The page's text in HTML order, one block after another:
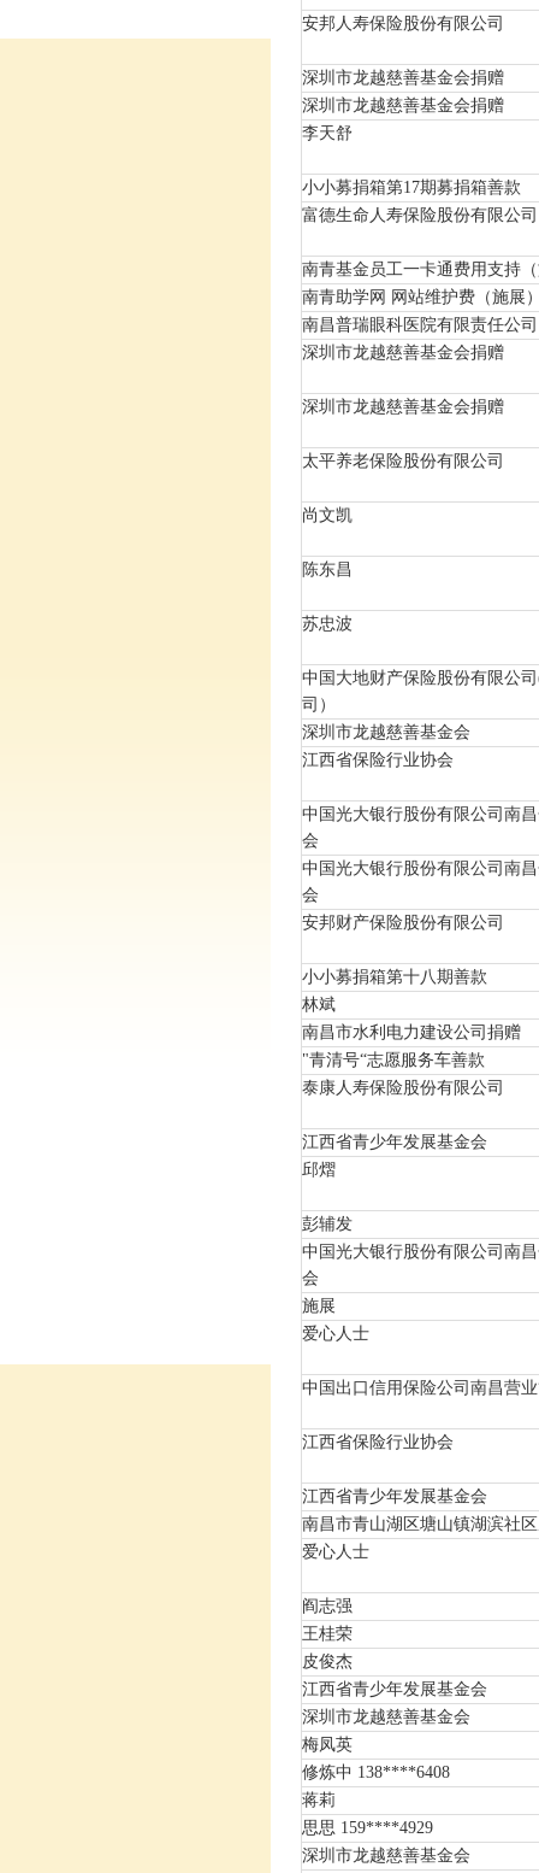
安邦人寿保险股份有限公司
深圳市龙越慈善基金会捐赠
深圳市龙越慈善基金会捐赠
李天舒
小小募捐箱第17期募捐箱善款
富德生命人寿保险股份有限公司
南青基金员工一卡通费用支持
南青助学网 网站维护费（施展
南昌普瑞眼科医院有限责任公司
深圳市龙越慈善基金会捐赠
深圳市龙越慈善基金会捐赠
太平养老保险股份有限公司
尚文凯
陈东昌
苏忠波
中国大地财产保险股份有限公
司）
深圳市龙越慈善基金会
江西省保险行业协会
中国光大银行股份有限公司南
会
中国光大银行股份有限公司南
会
安邦财产保险股份有限公司
小小募捐箱第十八期善款
林斌
南昌市水利电力建设公司捐赠
"青清号“志愿服务车善款
泰康人寿保险股份有限公司
江西省青少年发展基金会
邱熠
彭辅发
中国光大银行股份有限公司南
会
施展
爱心人士
中国出口信用保险公司南昌营
江西省保险行业协会
江西省青少年发展基金会
南昌市青山湖区塘山镇湖滨社
爱心人士
阎志强
王桂荣
皮俊杰
江西省青少年发展基金会
深圳市龙越慈善基金会
梅凤英
修炼中 138****6408
蒋莉
思思 159****4929
深圳市龙越慈善基金会